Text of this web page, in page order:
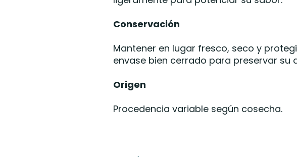
Conservación
Mantener en lugar fresco, seco y
envase bien cerrado para preservar su
Origen
Procedencia variable según cosecha.